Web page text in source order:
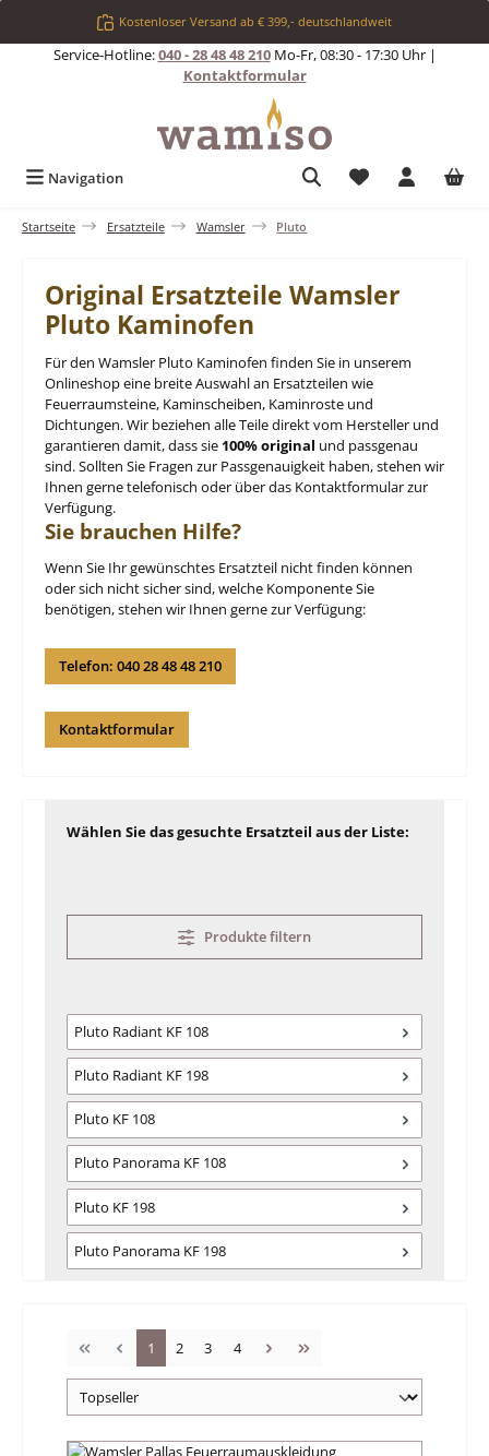
Zum Hauptinhalt springenKostenloser Versand ab € 399,- deutschlandweit
Service-Hotline:040 - 28 48 48 210Mo-Fr, 08:30 - 17:30 Uhr |
Kontaktformular
Navigation Du hast 0
Startseite Ersatzteile Wamsler Pluto
Original Ersatzteile Wamsler
Pluto Kaminofen
Für den Wamsler Pluto Kaminofen finden Sie in unserem
Onlineshop eine breite Auswahl an Ersatzteilen wie
Feuerraumsteine, Kaminscheiben, Kaminroste und
Dichtungen. Wir beziehen alle Teile direkt vom Hersteller und
garantieren damit, dass sie 100% original und passgenau
sind. Sollten Sie Fragen zur Passgenauigkeit haben, stehen wir
Ihnen gerne telefonisch oder über das Kontaktformular zur
Verfügung.
Sie brauchen Hilfe?
Wenn Sie Ihr gewünschtes Ersatzteil nicht finden können
oder sich nicht sicher sind, welche Komponente Sie
benötigen, stehen wir Ihnen gerne zur Verfügung:
Telefon: 040 28 48 48 210
Kontaktformular
Wählen Sie das gesuchte Ersatzteil aus der Liste:
Produkte filtern
Pluto Radiant KF 108
Pluto Radiant KF 198
Pluto KF 108
Pluto Panorama KF 108
Pluto KF 198
Pluto Panorama KF 198
Seite
1 Seite
2 Seite
3 Seite
4